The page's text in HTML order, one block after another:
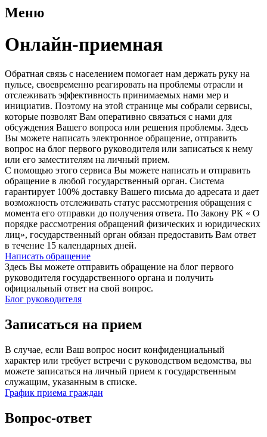
Меню
Онлайн-приемная
Обратная связь с населением помогает нам держать руку на
пульсе, своевременно реагировать на проблемы отрасли и
отслеживать эффективность принимаемых нами мер и
инициатив. Поэтому на этой странице мы собрали сервисы,
которые позволят Вам оперативно связаться с нами для
обсуждения Вашего вопроса или решения проблемы. Здесь
Вы можете написать электронное обращение, отправить
вопрос на блог первого руководителя или записаться к нему
или его заместителям на личный прием.
С помощью этого сервиса Вы можете написать и отправить
обращение в любой государственный орган. Система
гарантирует 100% доставку Вашего письма до адресата и дает
возможность отслеживать статус рассмотрения обращения с
момента его отправки до получения ответа. По Закону РК « О
порядке рассмотрения обращений физических и юридических
лиц», государственный орган обязан предоставить Вам ответ
в течение 15 календарных дней.
Написать обращение
Здесь Вы можете отправить обращение на блог первого
руководителя государственного органа и получить
официальный ответ на свой вопрос.
Блог руководителя
Записаться на прием
В случае, если Ваш вопрос носит конфиденциальный
характер или требует встречи с руководством ведомства, вы
можете записаться на личный прием к государственным
служащим, указанным в списке.
График приема граждан
Вопрос-ответ